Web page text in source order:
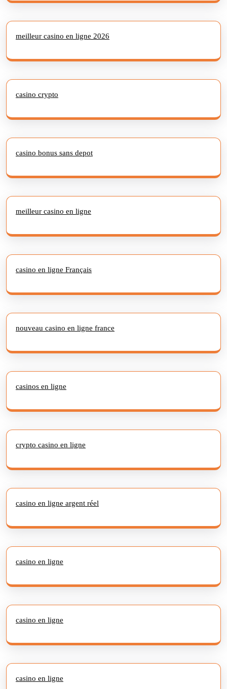
meilleur casino en ligne 2026
casino crypto
casino bonus sans depot
meilleur casino en ligne
casino en ligne Français
nouveau casino en ligne france
casinos en ligne
crypto casino en ligne
casino en ligne argent réel
casino en ligne
casino en ligne
casino en ligne